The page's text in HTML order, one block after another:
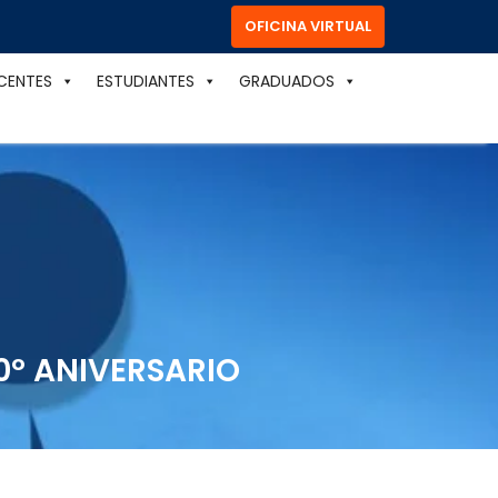
OFICINA VIRTUAL
ESTUDIANTES GRADUADOS
ANIVERSARIO